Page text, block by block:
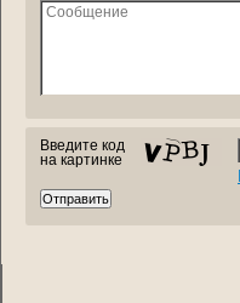
Введите код
на картинке